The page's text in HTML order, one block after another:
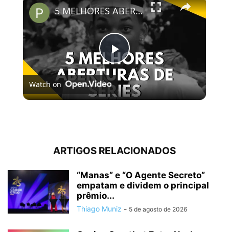
Play
Video
5 MELHORES ABERTURAS DE SÉRIES | Pipocas Tv #13
Watch on
ARTIGOS RELACIONADOS
“Manas” e “O Agente Secreto”
empatam e dividem o principal
prêmio...
Thiago Muniz - 5 de agosto de 2026